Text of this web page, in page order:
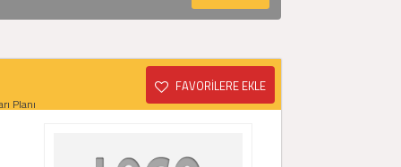
Planı
FAVORİLERE EKLE